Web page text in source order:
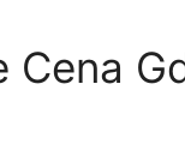
Cena